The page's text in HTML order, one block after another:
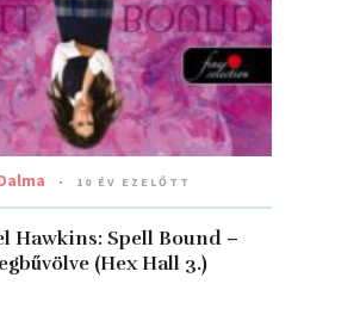
10 ÉV EZELŐTT
Hawkins: Spell Bound –
(Hex Hall 3.)